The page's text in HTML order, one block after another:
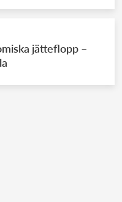
jätteflopp –